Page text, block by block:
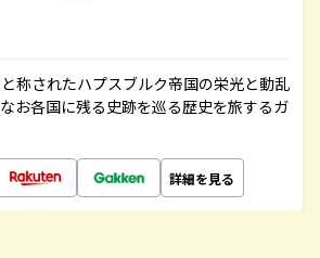
と称されたハプスブルク帝国の栄光と動乱
お各国に残る史跡を巡る歴史を旅するガ
詳細を見る